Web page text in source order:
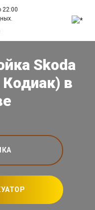
22:00
Skoda
в